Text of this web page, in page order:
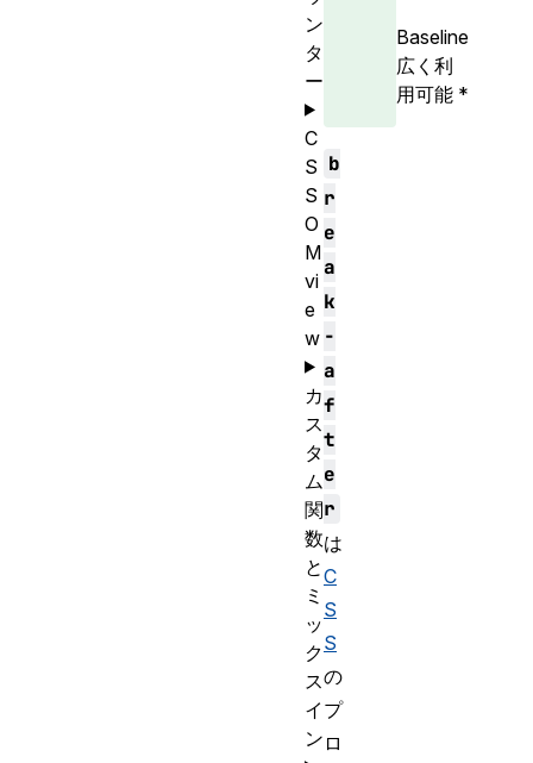
Baseline
広く利
用可能 *
b
r
e
a
k
-
a
f
t
e
r
は
C
S
S
の
プ
ロ
ン
タ
ー
C
S
S
O
M
vi
e
w
カ
ス
タ
ム
関
数
と
ミ
ッ
ク
ス
イ
ン